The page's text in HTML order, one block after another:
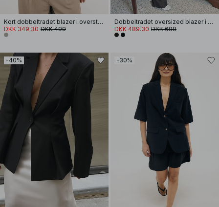
Kort dobbeltradet blazer i overstørrelse
DKK 349.30 DKK 499
Dobbeltradet oversized blazer i sildben
DKK 489.30 DKK 699
-40% -30%